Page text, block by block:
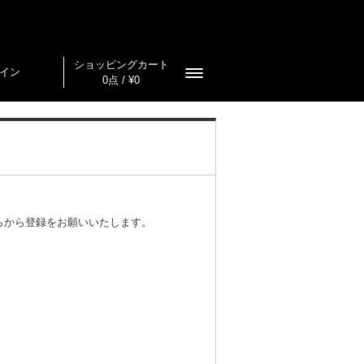
ン
ショッピングカート
0点 / ¥0
ら登録をお願いいたします。